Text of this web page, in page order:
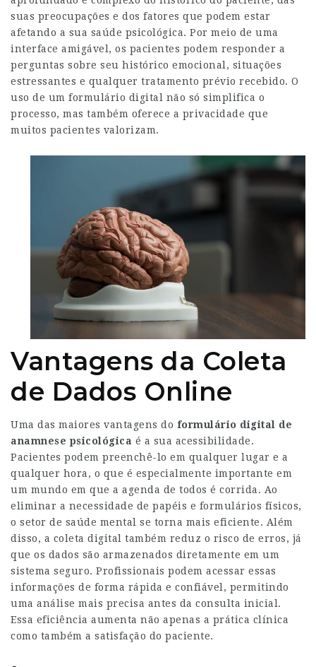
suas preocupações e dos fatores que podem estar
afetando a sua saúde psicológica. Por meio de uma
interface amigável, os pacientes podem responder a
perguntas sobre seu histórico emocional, situações
estressantes e qualquer tratamento prévio recebido. O
uso de um formulário digital não só simplifica o
processo, mas também oferece a privacidade que
muitos pacientes valorizam.
Vantagens da Coleta
de Dados Online
Uma das maiores vantagens do formulário digital de
anamnese psicológica é a sua acessibilidade.
Pacientes podem preenchê-lo em qualquer lugar e a
qualquer hora, o que é especialmente importante em
um mundo em que a agenda de todos é corrida. Ao
eliminar a necessidade de papéis e formulários físicos,
o setor de saúde mental se torna mais eficiente. Além
disso, a coleta digital também reduz o risco de erros, já
que os dados são armazenados diretamente em um
sistema seguro. Profissionais podem acessar essas
informações de forma rápida e confiável, permitindo
uma análise mais precisa antes da consulta inicial.
Essa eficiência aumenta não apenas a prática clínica
como também a satisfação do paciente.